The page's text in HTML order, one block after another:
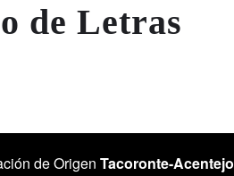
de Letras
de Origen Tacoronte-Acentejo